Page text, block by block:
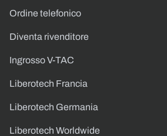
Ordine telefonico
Diventa rivenditore
Ingrosso V-TAC
Liberotech Francia
Liberotech Germania
Liberotech Worldwide